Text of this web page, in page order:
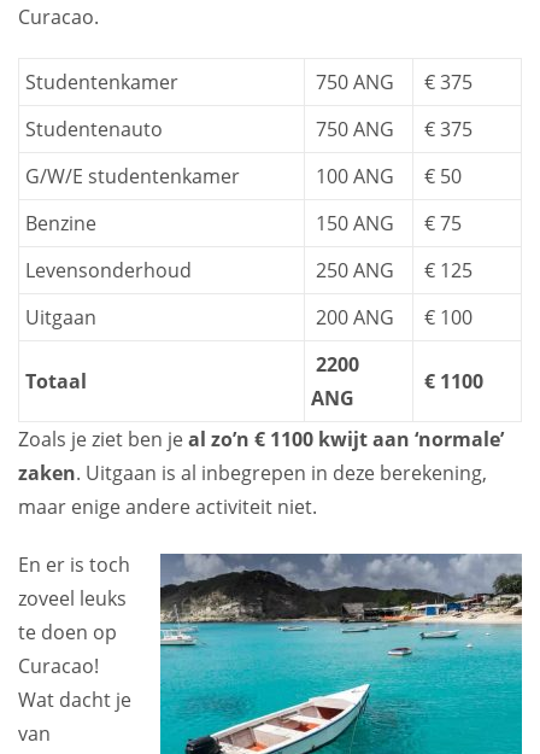
Curacao.
Studentenkamer 750 ANG
€ 375
Studentenauto
750 ANG
€ 375
G/W/E studentenkamer
100 ANG
€ 50
Benzine
150 ANG
€ 75
Levensonderhoud
250 ANG
€ 125
Uitgaan
200 ANG € 100
Totaal
2200
ANG
€ 1100
Zoals je ziet ben jeal zo’n € 1100 kwijt aan ‘normale’
zaken. Uitgaan is al inbegrepen in deze berekening,
maar enige andere activiteit niet.
En er is toch
zoveel leuks
te doen op
Curacao!
Wat dacht je
van